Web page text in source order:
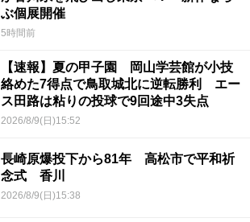
ぶ個展開催
5時間前
【速報】夏の甲子園 岡山学芸館が小技
絡めた7得点で鳥取城北に逆転勝利 エー
ス田路は粘りの投球で9回途中3失点
2026/8/9(日)15:52
長崎原爆投下から81年 高松市で平和祈
念式 香川
2026/8/9(日)15:38